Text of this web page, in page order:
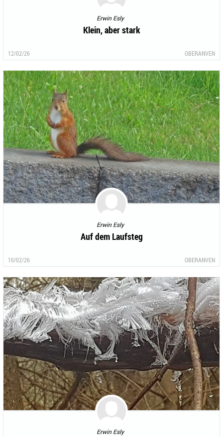
Erwin Esly
Klein, aber stark
12/02/26 OBERANVEN
Erwin Esly
Auf dem Laufsteg
10/02/26 OBERANVEN
Erwin Esly